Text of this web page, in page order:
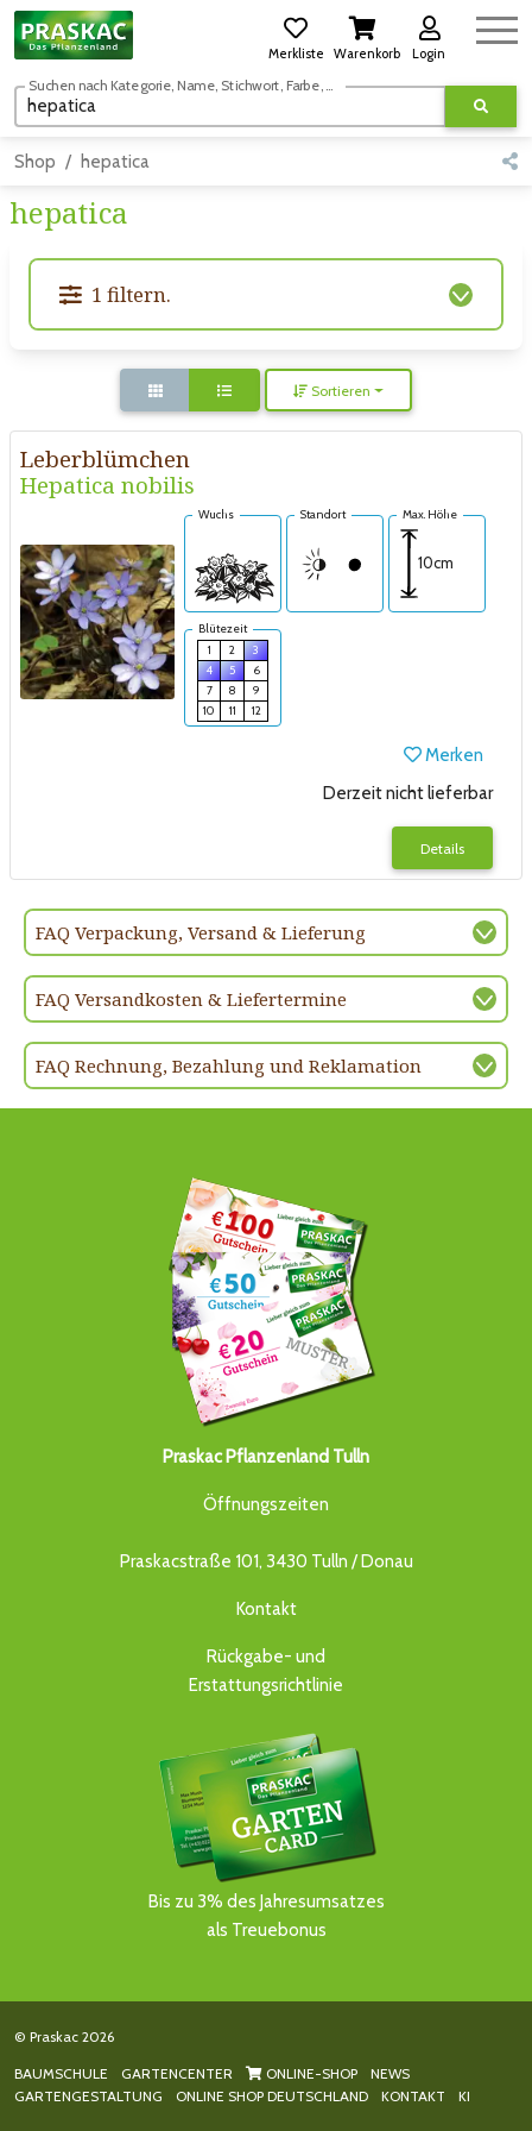
Merkliste Warenkorb Login
Suchen nach Kategorie, Name, Stichwort, Farbe, usw.
Shop hepatica
hepatica
1 filtern.
Sortieren
Leberblümchen
Hepatica nobilis
Wuchs Standort Max. Höhe
10cm
Blütezeit
1
2
3
4
5
6
7
8
9
10
11 12
Merken
Derzeit nicht lieferbar
Details
FAQ Verpackung, Versand & Lieferung
FAQ Versandkosten & Liefertermine
FAQ Rechnung, Bezahlung und Reklamation
Praskac Pflanzenland Tulln
Öffnungszeiten
Praskacstraße 101, 3430 Tulln / Donau
Kontakt
Rückgabe- und
Erstattungsrichtlinie
Bis zu 3% des Jahresumsatzes
als Treuebonus
© Praskac 2026
BAUMSCHULE GARTENCENTER ONLINE-SHOP
NEWS
GARTENGESTALTUNG
ONLINE SHOP DEUTSCHLAND KONTAKT KI